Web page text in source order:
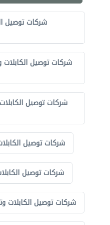
شركات توصيل
شركات توصيل الكابلات
شركات توصيل
شركات توصيل
شركات توصيل
شركات توصيل الكابلات